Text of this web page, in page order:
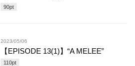
90pt
2023/05/06
【EPISODE 13(1)】“A MELEE”
110pt